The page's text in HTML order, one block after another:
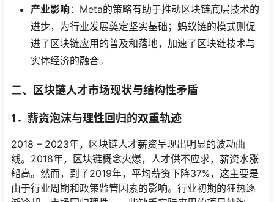
产业影响：Meta的策略有助于推动区块链底层技术的
进步，为行业发展奠定坚实基础；蚂蚁链的模式则促
进了区块链应用的普及和落地，加速了区块链技术与
实体经济的融合。
二、 区块链人才市场现状与结构性矛盾
1． 薪资泡沫与理性回归的双重轨迹
2018 – 2023年，区块链人才薪资呈现出明显的波动曲
线。2018年，区块链概念火爆，人才供不应求，薪资水涨
船高。然而，到了2019年，平均薪资下降37%，这主要是
由于行业周期和政策监管因素的影响。行业初期的狂热逐